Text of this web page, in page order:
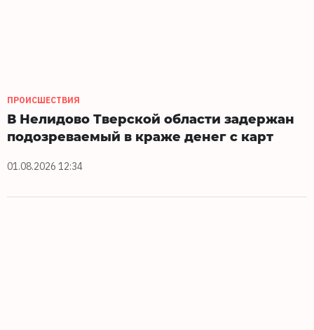
ПРОИСШЕСТВИЯ
В Нелидово Тверской области задержан
подозреваемый в краже денег с карт
01.08.2026 12:34